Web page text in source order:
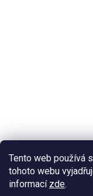
Tento web používá
tohoto webu
informací zde.